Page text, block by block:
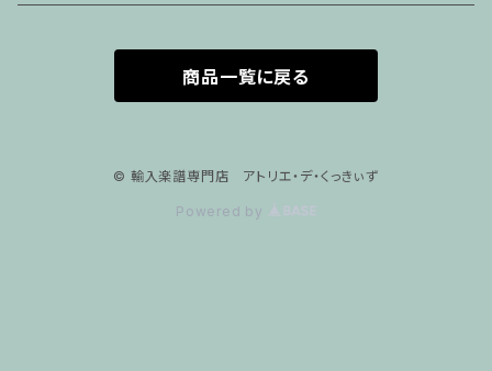
家族割適用プラン2
声楽ピアノ４５分レッスン
ヴァイオリンピアノ６０分レッスン
商品一覧に戻る
© 輸入楽譜専門店 アトリエ・デ・くっきぃず
Powered by